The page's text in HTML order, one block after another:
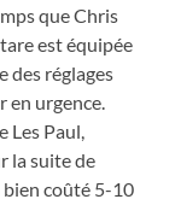
que Chris
est équipée
des réglages
en urgence.
Les Paul,
la suite de
coûté 5-10